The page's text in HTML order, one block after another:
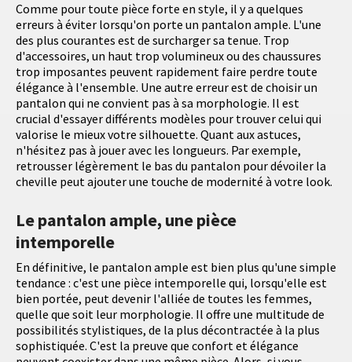
Comme pour toute pièce forte en style, il y a quelques
erreurs à éviter lorsqu'on porte un pantalon ample. L'une
des plus courantes est de surcharger sa tenue. Trop
d'accessoires, un haut trop volumineux ou des chaussures
trop imposantes peuvent rapidement faire perdre toute
élégance à l'ensemble. Une autre erreur est de choisir un
pantalon qui ne convient pas à sa morphologie. Il est
crucial d'essayer différents modèles pour trouver celui qui
valorise le mieux votre silhouette. Quant aux astuces,
n'hésitez pas à jouer avec les longueurs. Par exemple,
retrousser légèrement le bas du pantalon pour dévoiler la
cheville peut ajouter une touche de modernité à votre look.
Le pantalon ample, une pièce
intemporelle
En définitive, le pantalon ample est bien plus qu'une simple
tendance : c'est une pièce intemporelle qui, lorsqu'elle est
bien portée, peut devenir l'alliée de toutes les femmes,
quelle que soit leur morphologie. Il offre une multitude de
possibilités stylistiques, de la plus décontractée à la plus
sophistiquée. C'est la preuve que confort et élégance